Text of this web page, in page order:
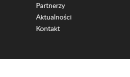
Partnerzy
Aktualności
Kontakt